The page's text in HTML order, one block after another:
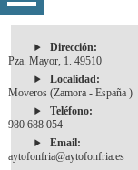
Dirección:
Pza. Mayor, 1. 49510
Localidad:
Moveros (Zamora - España )
Teléfono:
980 688 054
Email:
aytofonfria@aytofonfria.es